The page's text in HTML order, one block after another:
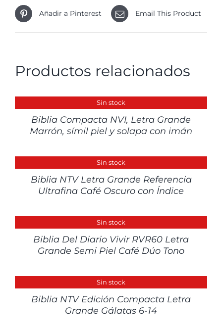
Añadir a Pinterest Email This Product
Productos relacionados
Sin stock
Biblia Compacta NVI, Letra Grande
Marrón, símil piel y solapa con imán
Sin stock
Biblia NTV Letra Grande Referencia
Ultrafina Café Oscuro con Índice
Sin stock
Biblia Del Diario Vivir RVR60 Letra
Grande Semi Piel Café Dúo Tono
Sin stock
Biblia NTV Edición Compacta Letra
Grande Gálatas 6-14